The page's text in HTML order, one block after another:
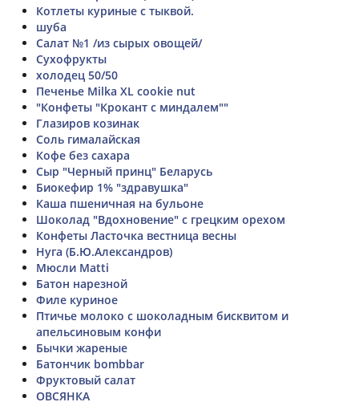
Котлеты куриные с тыквой.
шуба
Салат №1 /из сырых овощей/
Сухофрукты
холодец 50/50
Печенье Milka XL cookie nut
"Конфеты "Крокант с миндалем""
Глазиров козинак
Соль гималайская
Кофе без сахара
Сыр "Черный принц" Беларусь
Биокефир 1% "здравушка"
Каша пшеничная на бульоне
Шоколад "Вдохновение" с грецким орехом
Конфеты Ласточка вестница весны
Нуга (Б.Ю.Александров)
Мюсли Matti
Батон нарезной
Филе куриное
Птичье молоко с шоколадным бисквитом и
апельсиновым конфи
Бычки жареные
Батончик bombbar
Фруктовый салат
ОВСЯНКА